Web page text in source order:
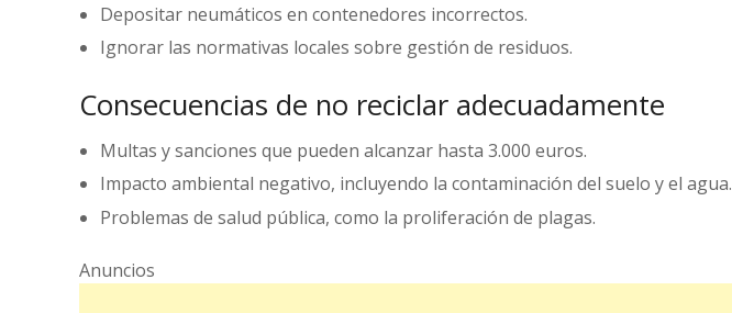
Depositar neumáticos en contenedores incorrectos.
Ignorar las normativas locales sobre gestión de residuos.
Consecuencias de no reciclar adecuadamente
Multas y sanciones que pueden alcanzar hasta 3.000 euros.
Impacto ambiental negativo, incluyendo la contaminación del suelo y el agua.
Problemas de salud pública, como la proliferación de plagas.
Anuncios